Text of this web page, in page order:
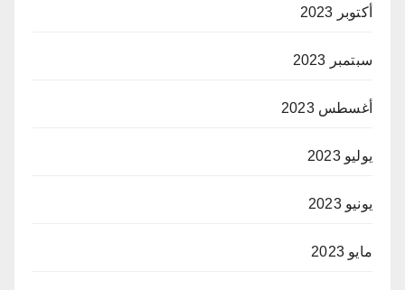
أكتوبر 2023
سبتمبر 2023
أغسطس 2023
يوليو 2023
يونيو 2023
مايو 2023